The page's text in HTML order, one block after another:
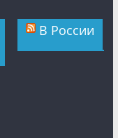
В России